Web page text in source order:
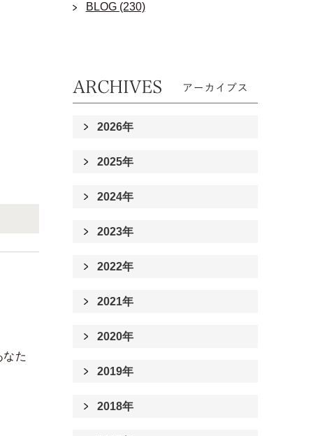
た
BLOG (230)
2026年
2025年
2024年
2023年
2022年
2021年
2020年
2019年
2018年